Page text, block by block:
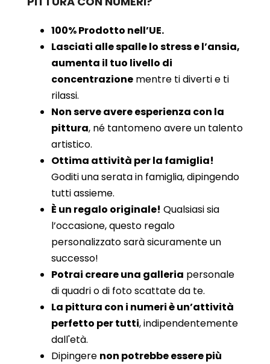
100% Prodotto nell’UE.
Lasciati alle spalle lo stress e l’ansia,
aumenta il tuo livello di
concentrazione mentre ti diverti e ti
rilassi.
Non serve avere esperienza con la
pittura, né tantomeno avere un talento
artistico.
Ottima attività per la famiglia!
Goditi una serata in famiglia, dipingendo
tutti assieme.
È un regalo originale! Qualsiasi sia
l’occasione, questo regalo
personalizzato sarà sicuramente un
successo!
Potrai creare una galleria personale
di quadri o di foto scattate da te.
La pittura con i numeri è un’attività
perfetto per tutti, indipendentemente
dall'età.
Dipingere non potrebbe essere più